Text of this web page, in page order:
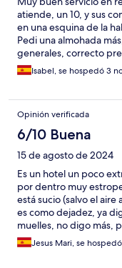
atiende, un 10, y sus
en una esquina de la
Pedi una almohada
generales, correcto
ubicado para lo que yo
agradecimiento a
Isabel, se hospedó 3
Opinión verificada
6/10 Buena
15 de agosto de 2024
Es un hotel un poco
por dentro muy
está sucio (salvo el
es como dejadez, ya
muelles, no digo más,
bien todo lo contrario,
demasiado baja, pero
Jesus Mari, se